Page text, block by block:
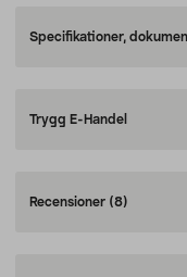
Specifikationer,
Trygg E-Handel
Recensioner (8)